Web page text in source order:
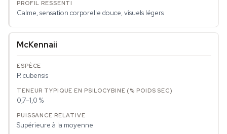
Calme, sensation corporelle douce, visuels légers
McKennaii
P. cubensis
0,7–1,0 %
Supérieure à la moyenne